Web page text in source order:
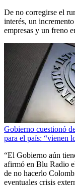
De no corregirse el
interés, un
empresas y un freno
Gobierno cuestionó
para el país: “vienen
“El Gobierno aún
afirmó en Blu Radio
de no hacerlo
eventuales crisis